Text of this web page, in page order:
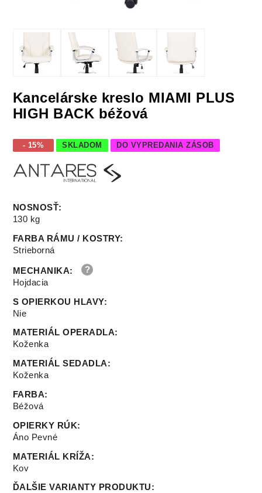
Kancelárske kreslo MIAMI PLUS
HIGH BACK béžová
- 15% SKLADOM DO VYPREDANIA ZÁSOB
NOSNOSŤ:
130 kg
FARBA RÁMU / KOSTRY:
Strieborná
MECHANIKA:
Hojdacia
S OPIERKOU HLAVY:
Nie
MATERIÁL OPERADLA:
Koženka
MATERIÁL SEDADLA:
Koženka
FARBA:
Béžová
OPIERKY RÚK:
Áno Pevné
MATERIÁL KRÍŽA:
Kov
ĎALŠIE VARIANTY PRODUKTU: